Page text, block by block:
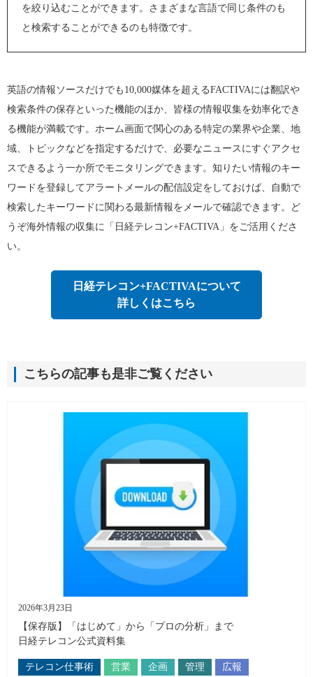
を絞り込むことができます。さまざまな言語で同じ条件のも
と検索することができるのも特徴です。
英語の情報ソースだけでも10,000媒体を超えるFACTIVAには翻訳や
検索条件の保存といった機能のほか、皆様の情報収集を効率化でき
る機能が満載です。ホーム画面で関心のある特定の業界や企業、地
域、トピックなどを指定するだけで、必要なニュースにすぐアクセ
スできるよう一か所でモニタリングできます。知りたい情報のキー
ワードを登録してアラートメールの配信設定をしておけば、自動で
検索したキーワードに関わる最新情報をメールで確認できます。ど
うぞ海外情報の収集に「日経テレコン+FACTIVA」をご活用くださ
い。
日経テレコン+FACTIVAについて
詳しくはこちら
こちらの記事も是非ご覧ください
2026年3月23日
【保存版】「はじめて」から「プロの分析」まで
日経テレコン公式資料集
テレコン仕事術 営業 企画 管理 広報